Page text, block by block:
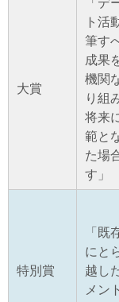
大賞
ト活
筆す
成果
機関
り組
将来
範と
た場
す」
特別賞
「既
にと
越し
メン